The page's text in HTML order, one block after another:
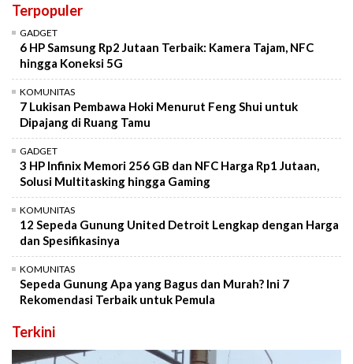
Terpopuler
GADGET
6 HP Samsung Rp2 Jutaan Terbaik: Kamera Tajam, NFC
hingga Koneksi 5G
KOMUNITAS
7 Lukisan Pembawa Hoki Menurut Feng Shui untuk
Dipajang di Ruang Tamu
GADGET
3 HP Infinix Memori 256 GB dan NFC Harga Rp1 Jutaan,
Solusi Multitasking hingga Gaming
KOMUNITAS
12 Sepeda Gunung United Detroit Lengkap dengan Harga
dan Spesifikasinya
KOMUNITAS
Sepeda Gunung Apa yang Bagus dan Murah? Ini 7
Rekomendasi Terbaik untuk Pemula
Terkini